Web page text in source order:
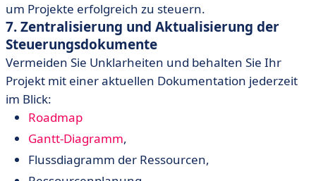
um Projekte erfolgreich zu steuern.
7. Zentralisierung und Aktualisierung der
Steuerungsdokumente
Vermeiden Sie Unklarheiten und behalten Sie Ihr
Projekt mit einer aktuellen Dokumentation jederzeit
im Blick:
Roadmap
Gantt-Diagramm,
Flussdiagramm der Ressourcen,